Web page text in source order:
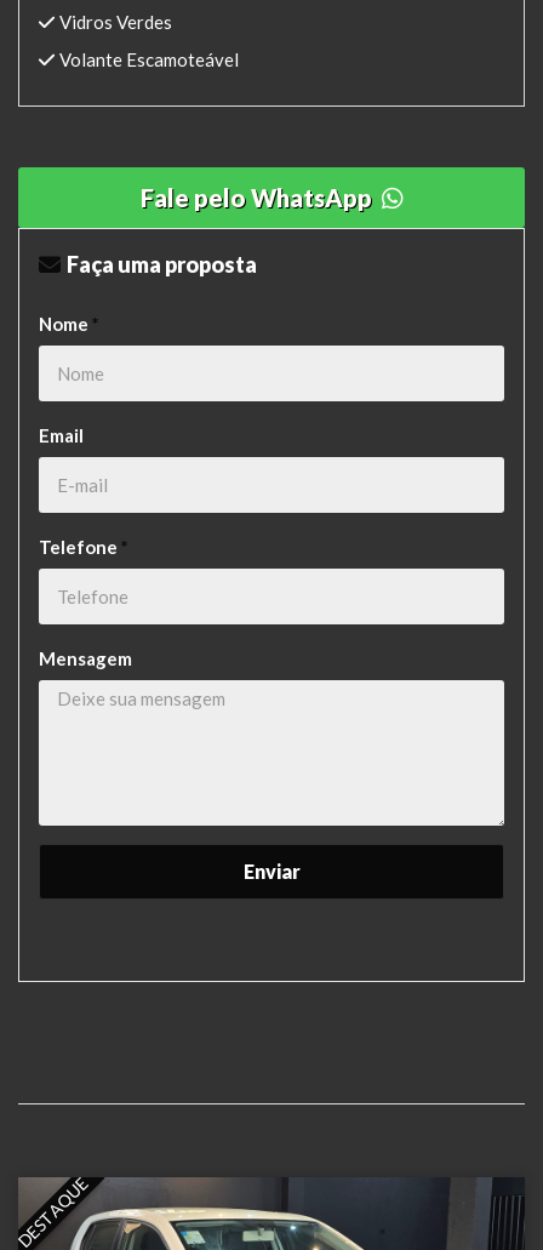
Vidros Verdes
Volante Escamoteável
Fale pelo WhatsApp
Faça uma proposta
Nome *
Email
Telefone *
Mensagem
DESTAQUE